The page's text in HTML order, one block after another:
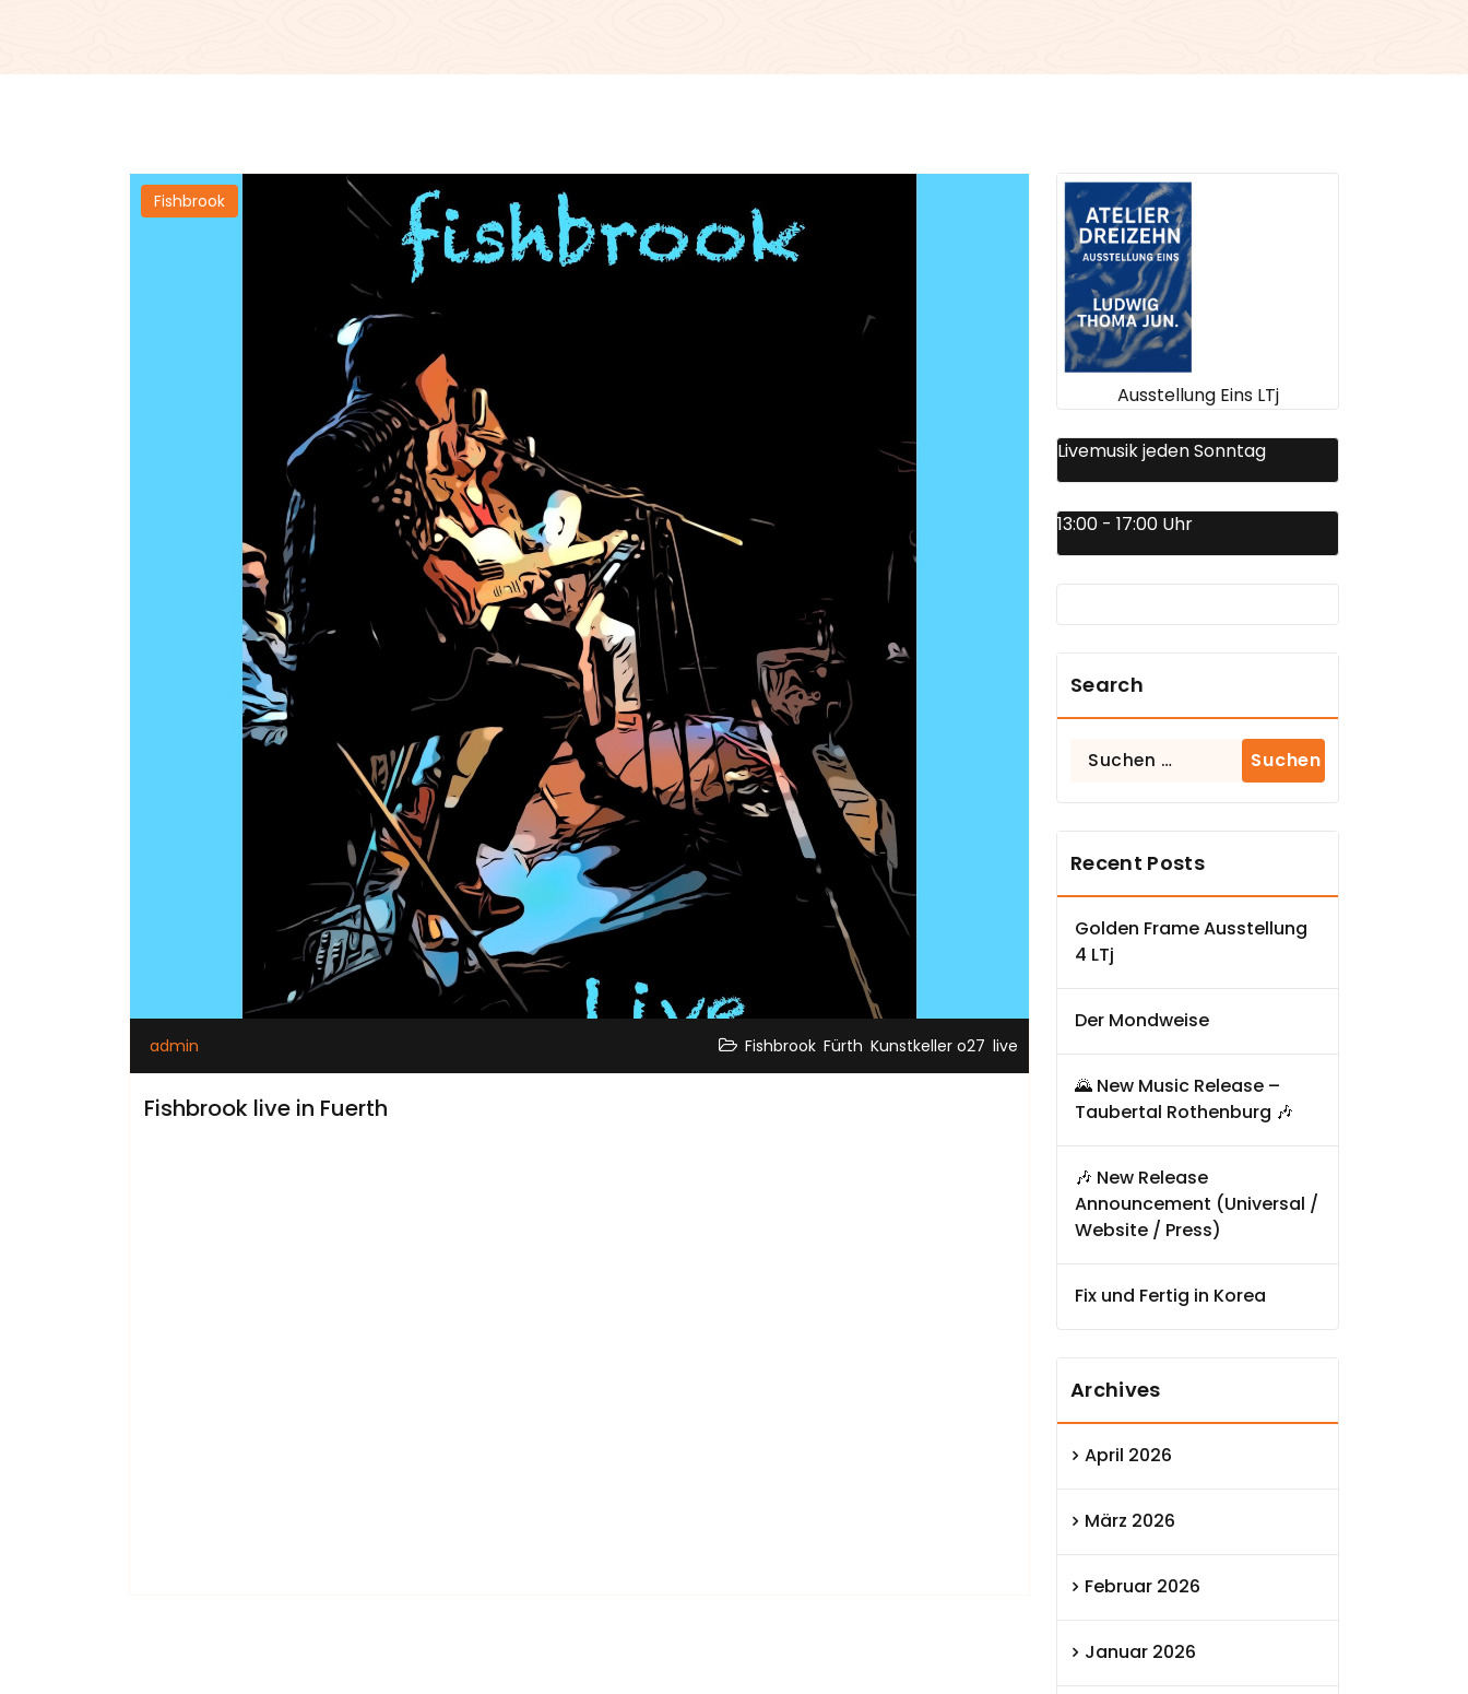
Fishbrook
admin Fishbrook Fürth Kunstkeller o27 live
Fishbrook live in Fuerth
Ausstellung Eins LTj
Livemusik jeden Sonntag
13:00 - 17:00 Uhr
Search
Suchen
Recent Posts
Golden Frame Ausstellung
4 LTj
Der Mondweise
🌄 New Music Release –
Taubertal Rothenburg 🎶
🎶 New Release
Announcement (Universal /
Website / Press)
Fix und Fertig in Korea
Archives
April 2026
März 2026
Februar 2026
Januar 2026